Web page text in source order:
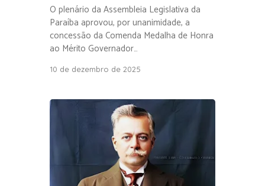
O plenário da Assembleia Legislativa da
Paraíba aprovou, por unanimidade, a
concessão da Comenda Medalha de Honra
ao Mérito Governador…
10 de dezembro de 2025